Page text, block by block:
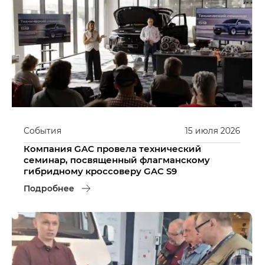
15 июля 2026
События
Компания GAC провела технический
семинар, посвященный флагманскому
гибридному кроссоверу GAC S9
Подробнее